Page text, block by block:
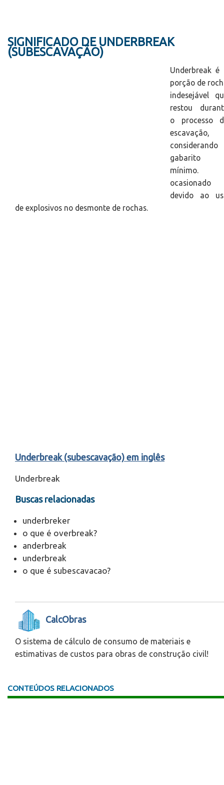
SIGNIFICADO DE UNDERBREAK
(SUBESCAVAÇÃO)
Underbreak é
porção de
indesejável
restou
o processo
escavação,
considerando
gabarito
mínimo.
ocasionado
devido ao
de explosivos no desmonte de rochas.
Underbreak (subescavação) em inglês
Underbreak
Buscas relacionadas
underbreker
o que é overbreak?
anderbreak
underbreak
o que é subescavacao?
CalcObras
O sistema de cálculo de consumo de materiais e
estimativas de custos para obras de construção civil!
CONTEÚDOS RELACIONADOS